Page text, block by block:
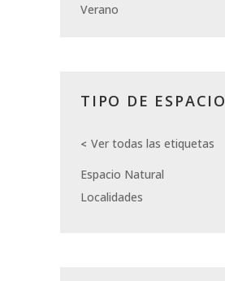
Verano
TIPO DE ESPACIO
Ver todas las etiquetas
Espacio Natural
Localidades